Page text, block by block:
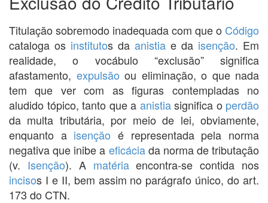
Titulação sobremodo inadequada com que o Código
cataloga os institutos da anistia e da isenção. Em
realidade, o vocábulo “exclusão” significa
afastamento, expulsão ou eliminação, o que nada
tem que ver com as figuras contempladas no
aludido tópico, tanto que a anistiasignifica o perdão
da multa tributária, por meio de lei, obviamente,
enquanto a isenção é representada pela norma
negativa que inibe a eficáciada norma de tributação
(v. Isenção). A matériaencontra-se contida nos
incisos I e II, bem assim no parágrafo único, do art.
173 do CTN.